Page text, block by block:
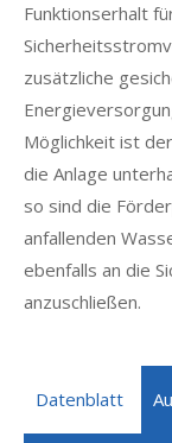
Funktionserhalt
zusätzliche
Möglichkeit ist
die Anlage
so sind die
anfallenden
ebenfalls an die
anzuschließen.
Datenblatt